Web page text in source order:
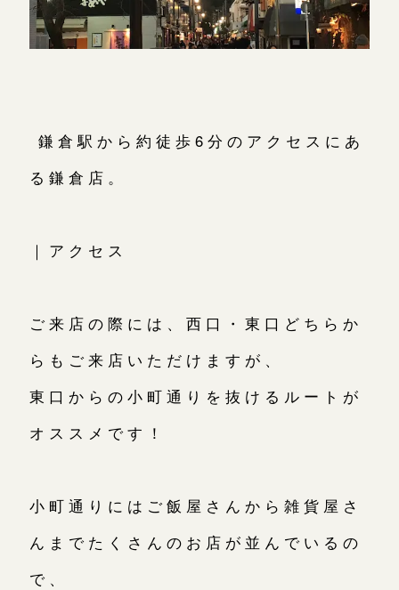
鎌倉駅から約徒歩6分のアクセスにあ
る鎌倉店。
｜アクセス
ご来店の際には、西口・東口どちらか
らもご来店いただけますが、
東口からの小町通りを抜けるルートが
オススメです！
小町通りにはご飯屋さんから雑貨屋さ
んまでたくさんのお店が並んでいるの
で、